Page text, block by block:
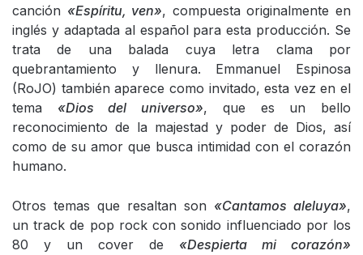
canción «Espíritu, ven», compuesta originalmente en
inglés y adaptada al español para esta producción. Se
trata de una balada cuya letra clama por
quebrantamiento y llenura. Emmanuel Espinosa
(RoJO) también aparece como invitado, esta vez en el
tema «Dios del universo», que es un bello
reconocimiento de la majestad y poder de Dios, así
como de su amor que busca intimidad con el corazón
humano.
Otros temas que resaltan son «Cantamos aleluya»,
un track de pop rock con sonido influenciado por los
80 y un cover de «Despierta mi corazón»